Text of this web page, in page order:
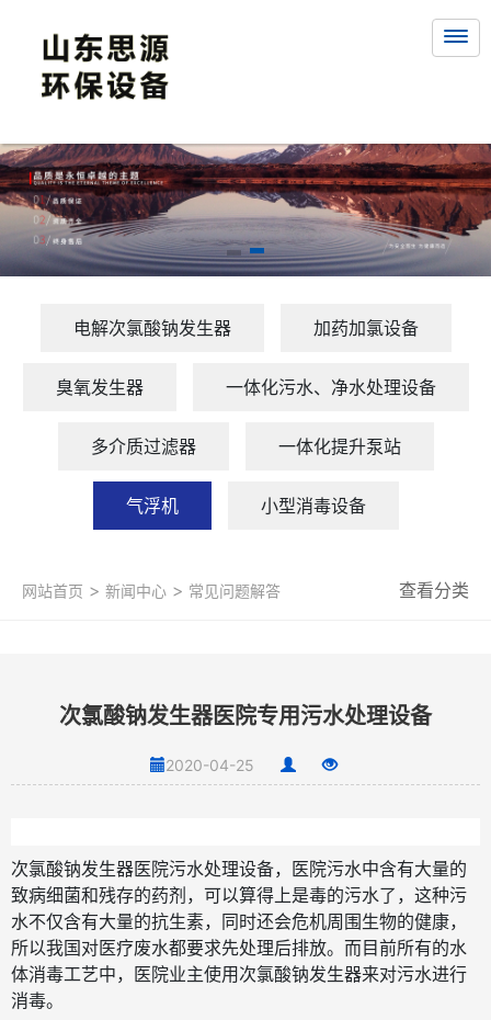
电解次氯酸钠发生器 加药加氯设备
臭氧发生器 一体化污水、净水处理设备
多介质过滤器 一体化提升泵站
气浮机 小型消毒设备
网站首页 > 新闻中心 > 常见问题解答 查看分类
次氯酸钠发生器医院专用污水处理设备
2020-04-25
次氯酸钠发生器医院污水处理设备，医院污水中含有大量的
致病细菌和残存的药剂，可以算得上是毒的污水了，这种污
水不仅含有大量的抗生素，同时还会危机周围生物的健康，
所以我国对医疗废水都要求先处理后排放。而目前所有的水
体消毒工艺中，医院业主使用次氯酸钠发生器来对污水进行
消毒。